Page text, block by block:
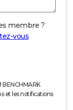
membre ?
vous
BENCHMARK
et les notifications